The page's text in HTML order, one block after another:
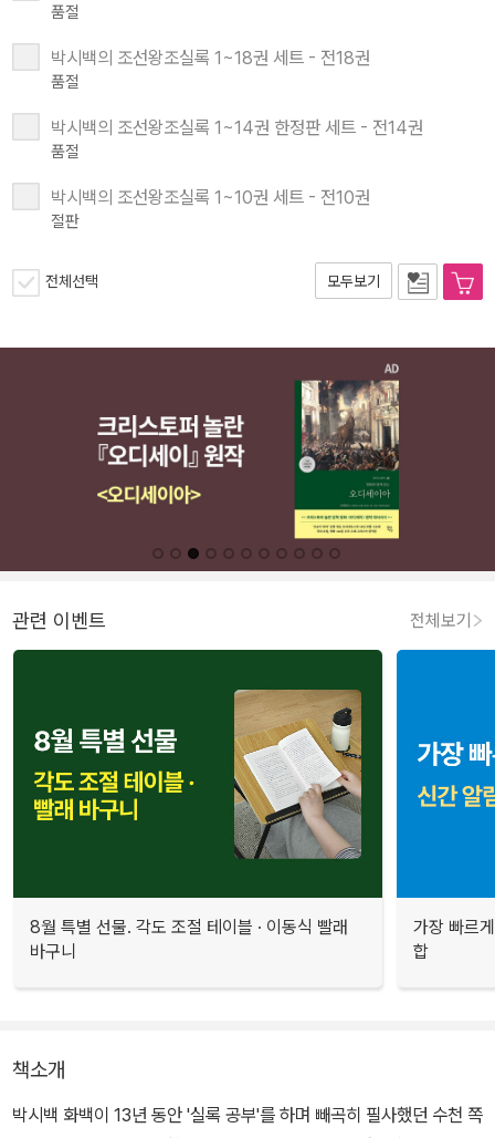
품절
박시백의 조선왕조실록 1~18권 세트 - 전18권
품절
박시백의 조선왕조실록 1~14권 한정판 세트 - 전14권
품절
박시백의 조선왕조실록 1~10권 세트 - 전10권
절판
전체선택 모두보기
관련 이벤트 전체보기
8월 특별 선물. 각도 조절 테이블 · 이동식 빨래
바구니
가장 빠르
합
책소개
박시백 화백이 13년 동안 '실록 공부'를 하며 빼곡히 필사했던 수천 쪽